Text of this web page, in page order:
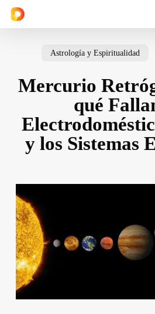
Skip
Cart
Astrología y Espiritualidad
Mercurio
qué
y los Sistemas